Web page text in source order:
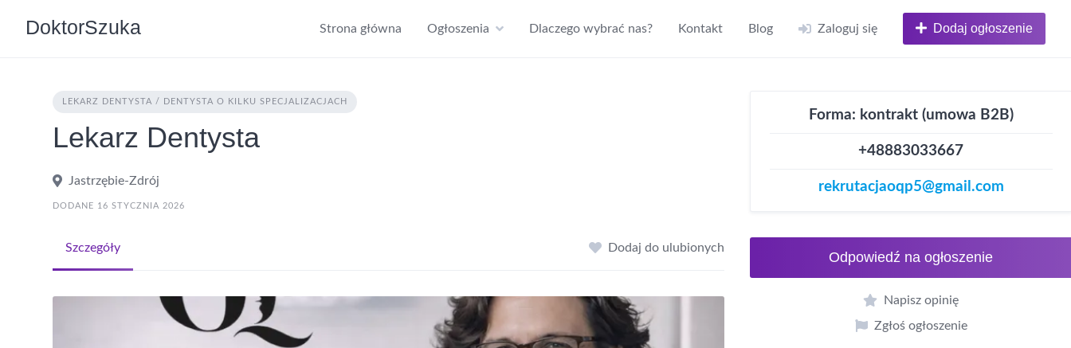
DoktorSzuka Strona główna Ogłoszenia Dlaczego wybrać nas? Kontakt Blog Zaloguj się Dodaj ogłoszenie
LEKARZ DENTYSTA / DENTYSTA O KILKU SPECJALIZACJACH
Lekarz Dentysta
Jastrzębie-Zdrój
DODANE 16 STYCZNIA 2026
Szczegóły Dodaj do ulubionych
Forma: kontrakt (umowa B2B)
+48883033667
rekrutacjaoqp5@gmail.com
Odpowiedź na ogłoszenie
Napisz opinię
Zgłoś ogłoszenie